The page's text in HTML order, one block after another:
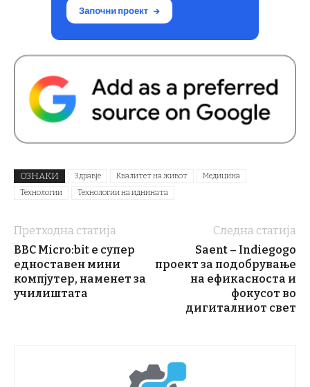
ОЗНАКИ Здравје Квалитет на живот
Медицина
Технологии
Технологии на иднината
Претходна статија
BBC Micro:bit е супер
едноставен мини
компјутер, наменет за
училиштата
Следна статија
Saent – Indiegogo
проект за подобрување
на ефикасноста и
фокусот во
дигиталниот свет